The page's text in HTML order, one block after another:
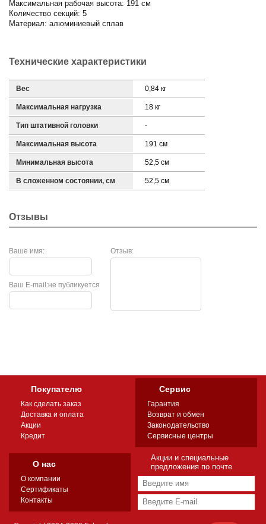
Максимальная рабочая высота: 191 см
Количество секций: 5
Материал: алюминиевый сплав
Технические характеристики
Вес 0,84 кг
Максимальная нагрузка 18 кг
Тип штативной головки -
Максимальная высота 191 см
Минимальная высота 52,5 см
В сложенном состоянии, см 52,5 см
Отзывы
Ваше имя: Отзыв:
не публикуется
Ваш E-mail:
Покупателю
Как сделать заказ
Доставка и оплата
Акции
Кредит
Сервис
Гарантия
Возврат и обмен
Законодательство
Сервисные центры
О нас
О компании
Сертификаты
Контакты
Акции и специальные
предложения по почте